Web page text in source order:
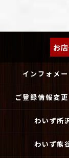
お
インフォメ
ご登録情報変
わいず所
わいず熊